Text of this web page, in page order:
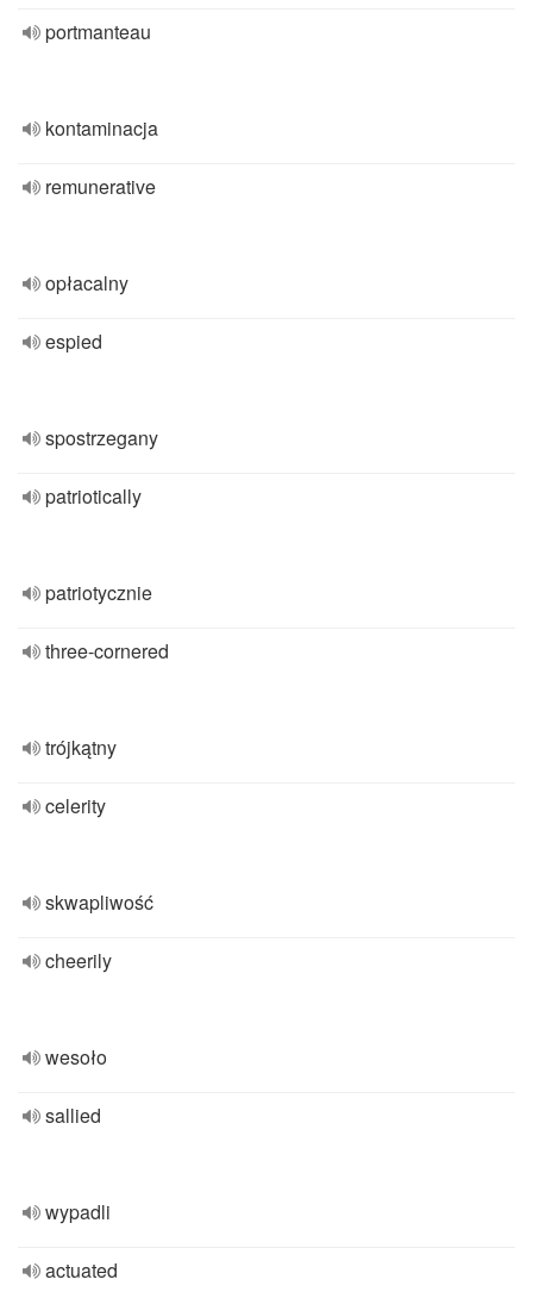
portmanteau
kontaminacja
remunerative
opłacalny
espied
spostrzegany
patriotically
patriotycznie
three-cornered
trójkątny
celerity
skwapliwość
cheerily
wesoło
sallied
wypadli
actuated